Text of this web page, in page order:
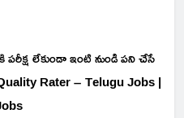
పరీక్ష లేకుండా ఇంటి నుండి పని చేసే
Rater – Telugu Jobs |